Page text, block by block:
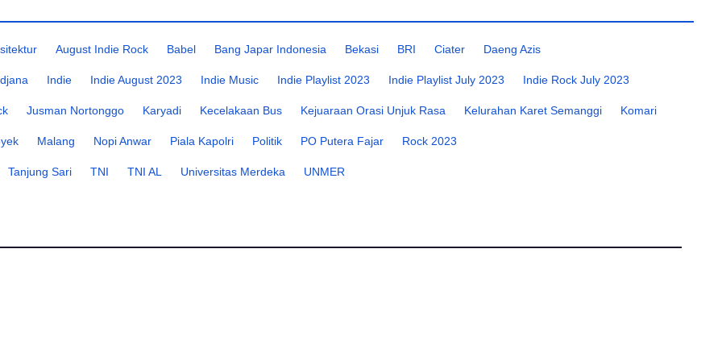
August Indie Rock Babel Bang Japar Indonesia Bekasi BRI Ciater Daeng Azis
Indie Indie August 2023 Indie Music Indie Playlist 2023 Indie Playlist July 2023 Indie Rock July 2023
Jusman Nortonggo Karyadi Kecelakaan Bus Kejuaraan Orasi Unjuk Rasa Kelurahan Karet Semanggi Komari
Malang Nopi Anwar Piala Kapolri Politik PO Putera Fajar Rock 2023
Tanjung Sari TNI TNI AL Universitas Merdeka UNMER